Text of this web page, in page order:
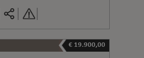
€ 19.900,00